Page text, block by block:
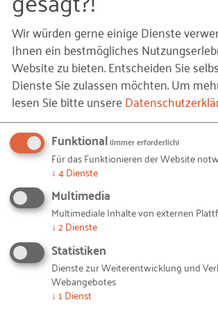
Probleme zu lösen und zukünftige
„Problembaustellen“ zu vermeiden.
Lean Methode, die bereits in
etabliert ist und erfolgreich
sinnbildlich zu einem
Management-Mechanismus mit
ineinandergreifenden Zahnrädern.
profitieren alle Beteiligten, die
fließenden Prozess sorgen, um das
Projektziel fristgerecht und innerhalb
Kosten zu verwirklichen.
Die Lean-Methode stammt
Automobilbranche und wurde auch
Baubranche adaptiert. Mit schlanken
den Grundsätzen des „Null-Fehler-
Wir würden gerne einige Dienste
Ihnen ein bestmögliches
Website zu bieten. Entscheiden Sie
Dienste Sie zulassen möchten.Um
lesen Sie bitte unsere
Funktional(immer erforderlich)
Für das Funktionieren der Website
↓ 4Dienste
Multimedia
Multimediale Inhalte von externen
↓ 2Dienste
Statistiken
Dienste zur Weiterentwicklung und
Webangebotes
↓ 1 Dienst